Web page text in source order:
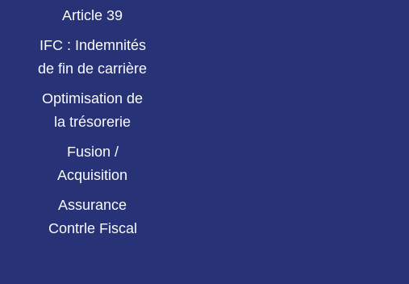
Article 39
IFC : Indemnités
de fin de carrière
Optimisation de
la trésorerie
Fusion /
Acquisition
Assurance
Contrle Fiscal